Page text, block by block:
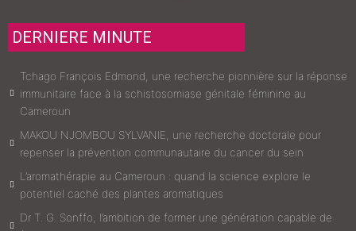
DERNIERE MINUTE
Tchago François Edmond, une recherche pionnière sur la réponse
immunitaire face à la schistosomiase génitale féminine au
Cameroun
MAKOU NJOMBOU SYLVANIE, une recherche doctorale pour
repenser la prévention communautaire du cancer du sein
L’aromathérapie au Cameroun : quand la science explore le
potentiel caché des plantes aromatiques
Dr T. G. Sonffo, l’ambition de former une génération capable de